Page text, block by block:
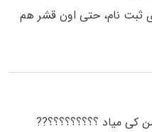
ثبت نام، حتی اون قشر هم
کی میاد ؟؟؟؟؟؟؟؟؟??